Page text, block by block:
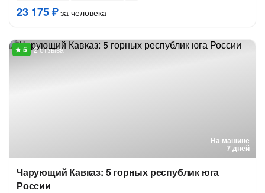
23 175 ₽за человека
На машине
7 дней
2 отзыва
Чарующий Кавказ: 5 горных республик юга
России